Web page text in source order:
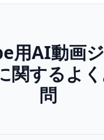
用AI動画
関するよ
問